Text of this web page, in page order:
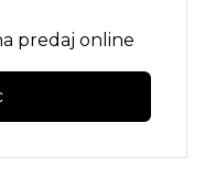
predaj online